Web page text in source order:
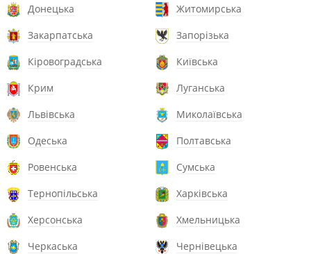
Донецька
Житомирська
Закарпатська
Запорізька
Кіровоградська
Київська
Крим
Луганська
Львівська
Миколаївська
Одеська
Полтавська
Ровенська
Сумська
Тернопільська
Харківська
Херсонська
Хмельницька
Черкаська
Чернівецька